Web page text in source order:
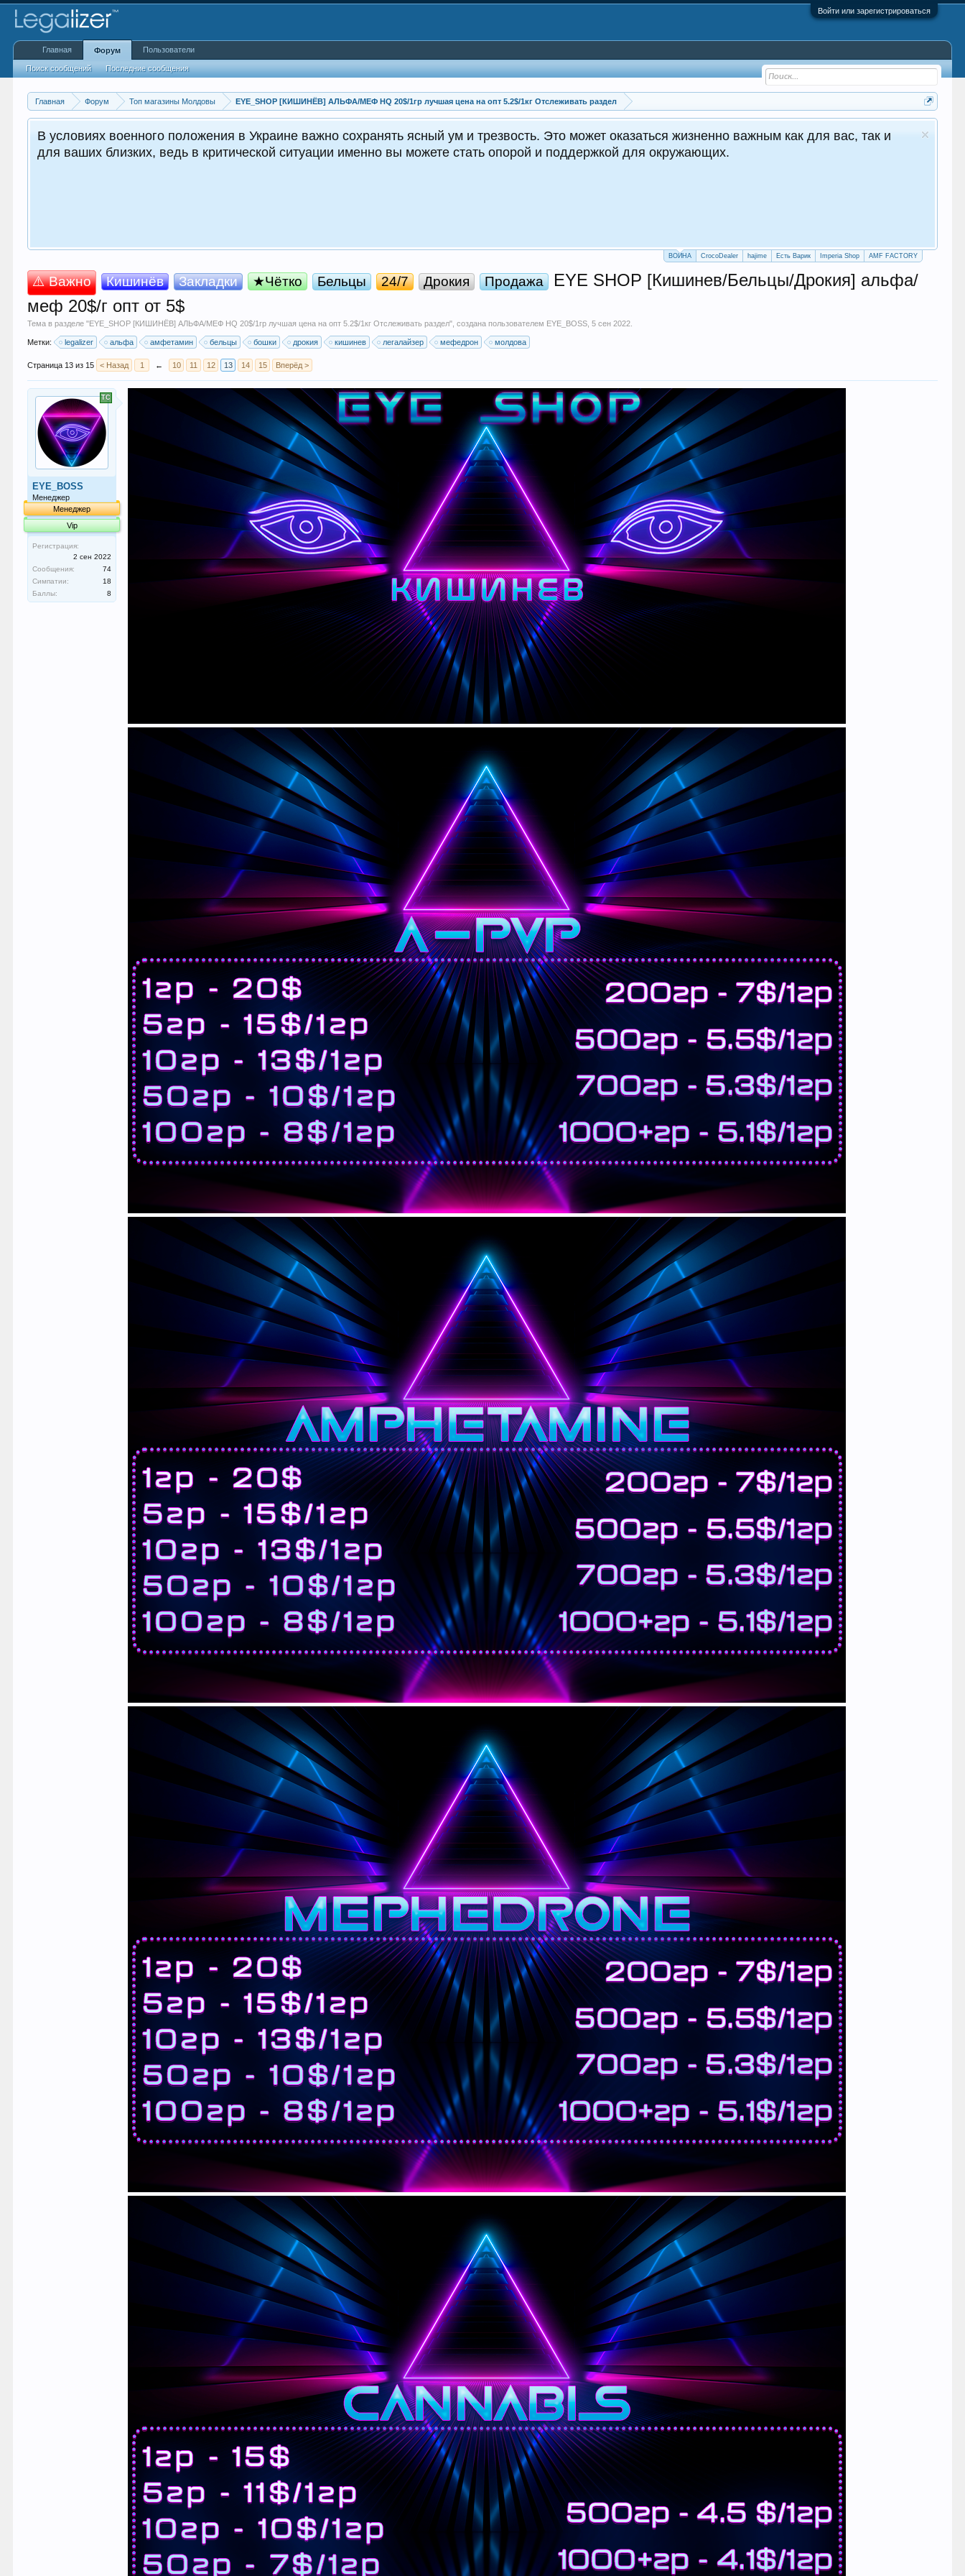
Войти или зарегистрироваться
Главная Форум Топ магазины Молдовы EYE_SHOP [КИШИНЁВ] АЛЬФА/МЕФ HQ 20$/1гр лучшая цена на опт 5.2$/1кг Отслеживать раздел
может оказаться жизненно важным как для вас, так и
и поддержкой для окружающих.
CrocoDealer - №1 в Молдове Сайт
ВОЙНА CrocoDealer hajime Есть Варик Imperia Shop AMF FACTORY
⚠️ Важно Кишинёв Закладки ★Чётко Бельцы 24/7 Дрокия Продажа
EYE SHOP [Кишинев/Бельцы/Дрокия] альфа/
меф 20$/г опт от 5$
Тема в разделе "EYE_SHOP [КИШИНЁВ] АЛЬФА/МЕФ HQ 20$/1гр лучшая цена на опт 5.2$/1кг Отслеживать раздел", создана пользователем EYE_BOSS ,5 сен 2022
Метки: legalizer альфа амфетамин бельцы бошки дрокия кишинев легалайзер мефедрон молдова
Страница 13 из 15 < Назад 1 ← 10 11 12 13 14 15 Вперёд >
EYE_BOSS
Менеджер
Менеджер
Vip
Регистрация:
2 сен 2022
Сообщения:
74
Симпатии:
18
Баллы:
8
Главная Форум
Поиск сообщений Последние сообщения
Пользователи